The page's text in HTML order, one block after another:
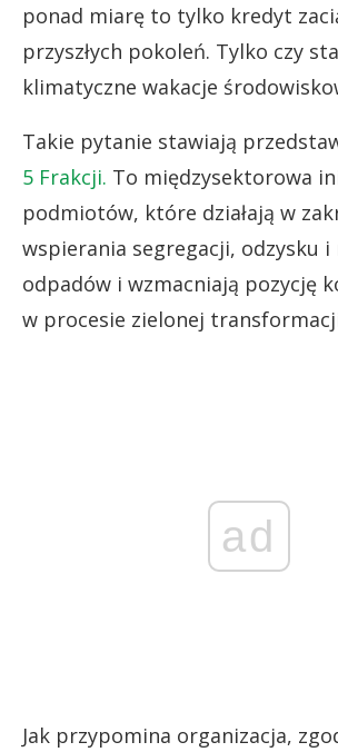
ponad miarę to tylko kredyt
przyszłych pokoleń. Tylko czy
klimatyczne wakacje
Takie pytanie stawiają
5 Frakcji. To międzysektorowa
podmiotów, które działają w
wspierania segregacji, odzysku i
odpadów i wzmacniają pozycję
w procesie zielonej
ad
Jak przypomina organizacja,